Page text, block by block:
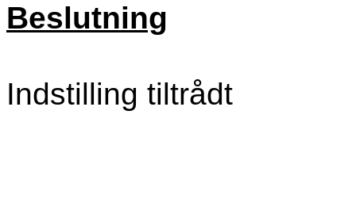
Beslutning
Indstilling tiltrådt